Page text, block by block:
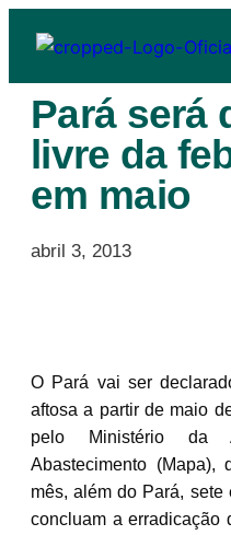
Pará será
livre da
em maio
abril 3, 2013
O Pará vai ser
aftosa a partir de maio
pelo Ministério da
Abastecimento
mês, além do Pará,
concluam a erradicação